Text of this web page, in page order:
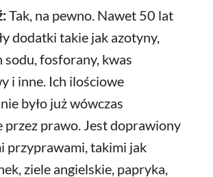
Tak, na pewno. Nawet 50 lat
dodatki takie jak azotyny,
sodu, fosforany, kwas
i inne. Ich ilościowe
było już wówczas
przez prawo. Jest doprawiony
przyprawami, takimi jak
ziele angielskie, papryka,